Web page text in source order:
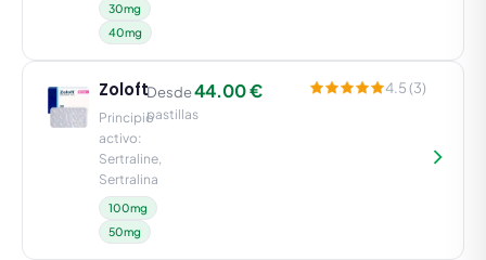
30mg
40mg
Zoloft
Principio
activo:
Sertraline,
Sertralina
100mg
50mg
Desde44.00 €
pastillas
4.5 (3)